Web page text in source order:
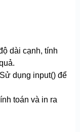
dài cạnh, tính
dụng input() để
toán và in ra